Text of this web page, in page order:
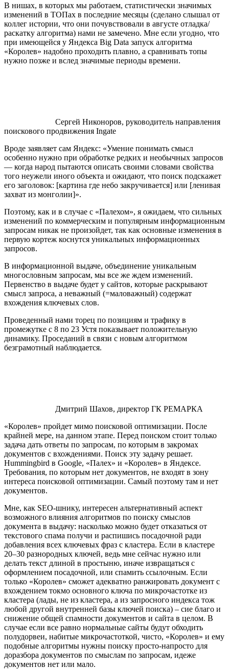
В нишах, в которых мы работаем, статистически значимых
изменений в ТОПах в последние месяцы (сделано слышал от
коллег истории, что они почувствовали в августе отладка/
раскатку алгоритма) нами не замечено. Мне если угодно, что
при имеющейся у Яндекса Big Data запуск алгоритма
«Королев» надобно проходить плавно, а сравнивать топы
нужно позже и вслед значимые периоды времени.
Сергей Никоноров, руководитель направления
поискового продвижения Ingate
Вроде заявляет сам Яндекс: «Умение понимать смысл
особенно нужно при обработке редких и необычных запросов
— когда народ пытаются описать своими словами свойства
того неужели иного объекта и ожидают, что поиск подскажет
его заголовок: [картина где небо закручивается] или [ленивая
захват из монголии]».
Поэтому, как и в случае с «Палехом», я ожидаем, что сильных
изменений по коммерческим и популярным информационным
запросам никак не произойдет, так как основные изменения в
первую кортеж коснутся уникальных информационных
запросов.
В информационной выдаче, объединение уникальным
многословным запросам, мы все же ждем изменений.
Первенство в выдаче будет у сайтов, которые раскрывают
смысл запроса, а неважный (=маловажный) содержат
вхождения ключевых слов.
Проведенный нами торец по позициям и трафику в
промежутке с 8 по 23 Устя показывает положительную
динамику. Проседаний в связи с новым алгоритмом
безграмотный наблюдается.
Дмитрий Шахов, директор ГК РЕМАРКА
«Королев» пройдет мимо поисковой оптимизации. После
крайней мере, на данном этапе. Перед поиском стоит только
задача дать ответы по запросам, по которым в закромах
документов с вхождениями. Поиск эту задачу решает.
Hummingbird в Google, «Палех» и «Королев» в Яндексе.
Требования, по которым нет документов, не входят в зону
интереса поисковой оптимизации. Самый поэтому там и нет
документов.
Мне, как SEO-шнику, интересен альтернативный аспект
возможного влияния алгоритмов по поиску смыслов
документа в выдачу: насколько можно будет отказаться от
текстового спама получи и распишись посадочной ради
добавления всех ключевых фраз с кластера. Если в кластере
20–30 разнородных ключей, ведь мне сейчас нужно или
делать текст длиной в простыню, иначе извращаться с
оформлением посадочной, или спамить ссылочным. Если
только «Королев» сможет адекватно ранжировать документ с
вхождением токмо основного ключа по микрочастотке из
кластера (лады, не из кластера, а из запросного индекса тож
любой другой внутренней базы ключей поиска) – сие благо и
снижение общей спамности документов и сайта в целом. В
случае если все равно нормальные сайты будут обходить
полудорвеи, набитые микрочастоткой, чисто, «Королев» и ему
подобные алгоритмы нужны поиску просто-напросто для
доразбора документов по смыслам по запросам, идеже
документов нет или мало.